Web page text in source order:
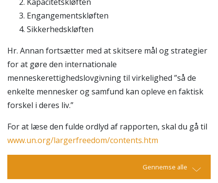
Engangementskløften
Sikkerhedskløften
Hr. Annan fortsætter med at skitsere mål og strategier
for at gøre den internationale
menneskerettighedslovgivning til virkelighed ”så de
enkelte mennesker og samfund kan opleve en faktisk
forskel i deres liv.”
For at læse den fulde ordlyd af rapporten, skal du gå til
www.un.org/largerfreedom/contents.htm
Gennemse alle